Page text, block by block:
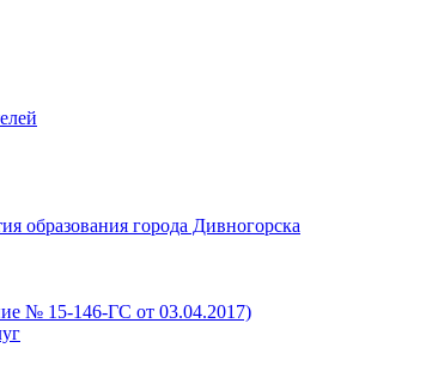
образования города Дивногорска
№ 15-146-ГС от 03.04.2017)